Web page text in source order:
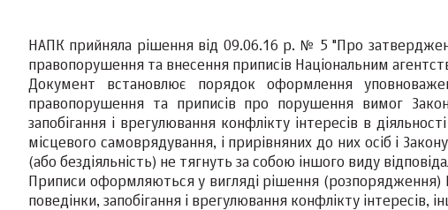
НАПК прийняла рішення від 09.06.16 р. № 5 "Про
правопорушення та внесення приписів Національним
Документ встановлює порядок оформлення
правопорушення та приписів про порушення вимог
запобігання і врегулювання конфлікту інтересів в
місцевого самоврядування, і прирівняних до них осіб і
(або бездіяльність) не тягнуть за собою іншого виду
Приписи оформляються у вигляді рішення
поведінки, запобігання і врегулювання конфлікту інтересів,